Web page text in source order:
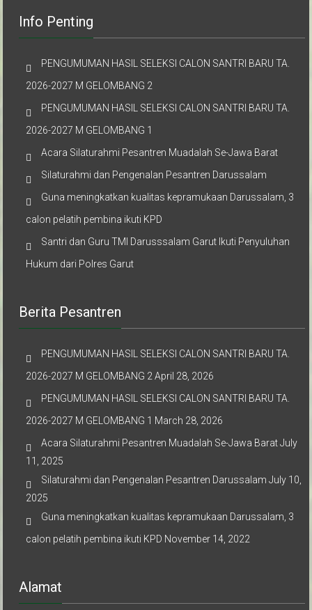
Info Penting
PENGUMUMAN HASIL SELEKSI CALON SANTRI BARU TA.
2026-2027 M GELOMBANG 2
PENGUMUMAN HASIL SELEKSI CALON SANTRI BARU TA.
2026-2027 M GELOMBANG 1
Acara Silaturahmi Pesantren Muadalah Se-Jawa Barat
Silaturahmi dan Pengenalan Pesantren Darussalam
Guna meningkatkan kualitas kepramukaan Darussalam, 3
calon pelatih pembina ikuti KPD
Santri dan Guru TMI Darusssalam Garut Ikuti Penyuluhan
Hukum dari Polres Garut
Berita Pesantren
PENGUMUMAN HASIL SELEKSI CALON SANTRI BARU TA.
2026-2027 M GELOMBANG 2 April 28, 2026
PENGUMUMAN HASIL SELEKSI CALON SANTRI BARU TA.
2026-2027 M GELOMBANG 1 March 28, 2026
Acara Silaturahmi Pesantren Muadalah Se-Jawa Barat July
11, 2025
Silaturahmi dan Pengenalan Pesantren Darussalam July 10,
2025
Guna meningkatkan kualitas kepramukaan Darussalam, 3
calon pelatih pembina ikuti KPD November 14, 2022
Alamat